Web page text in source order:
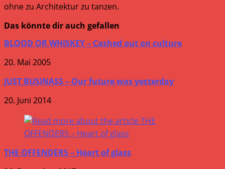
ohne zu Architektur zu tanzen.
Das könnte dir auch gefallen
BLOOD OR WHISKEY – Cashed out on culture
20. Mai 2005
JUST BUSINASS – Our future was yesterday
20. Juni 2014
THE OFFENDERS – Heart of glass